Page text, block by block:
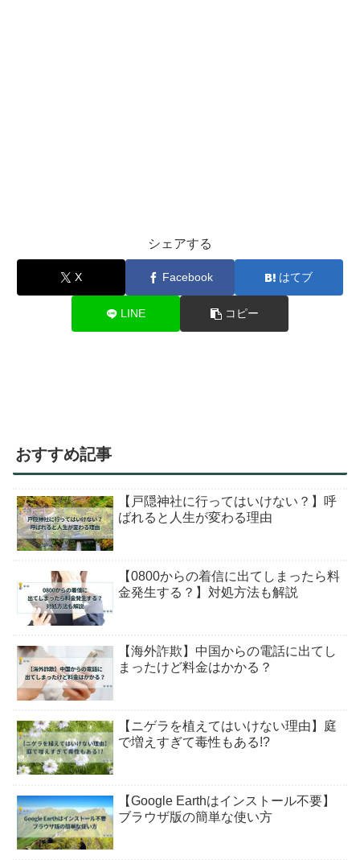
シェアする
X Facebook はてブ
LINE コピー
おすすめ記事
【戸隠神社に行ってはいけない？】呼
ばれると人生が変わる理由
【0800からの着信に出てしまったら料
金発生する？】対処方法も解説
【海外詐欺】中国からの電話に出てし
まったけど料金はかかる？
【ニゲラを植えてはいけない理由】庭
で増えすぎて毒性もある!?
【Google Earthはインストール不要】
ブラウザ版の簡単な使い方